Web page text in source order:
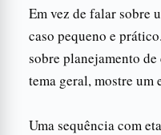
Em vez de falar sobre
caso pequeno e
sobre planejamento
tema geral, mostre um
Uma sequência com